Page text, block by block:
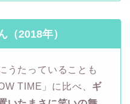
（2018年）
うたっていることも
TIME」に比べ、 ギ